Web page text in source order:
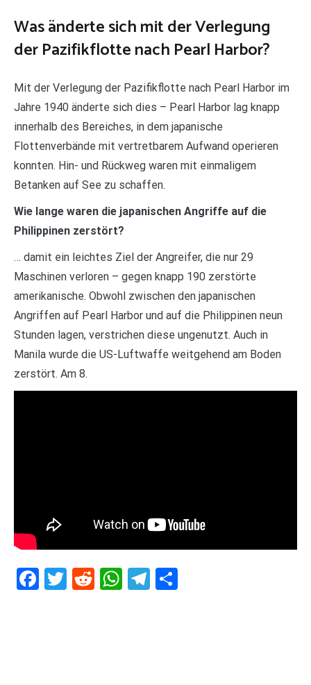
Was änderte sich mit der Verlegung
der Pazifikflotte nach Pearl Harbor?
Mit der Verlegung der Pazifikflotte nach Pearl Harbor im
Jahre 1940 änderte sich dies – Pearl Harbor lag knapp
innerhalb des Bereiches, in dem japanische
Flottenverbände mit vertretbarem Aufwand operieren
konnten. Hin- und Rückweg waren mit einmaligem
Betanken auf See zu schaffen.
Wie lange waren die japanischen Angriffe auf die
Philippinen zerstört?
… damit ein leichtes Ziel der Angreifer, die nur 29
Maschinen verloren – gegen knapp 190 zerstörte
amerikanische. Obwohl zwischen den japanischen
Angriffen auf Pearl Harbor und auf die Philippinen neun
Stunden lagen, verstrichen diese ungenutzt. Auch in
Manila wurde die US-Luftwaffe weitgehend am Boden
zerstört. Am 8.
Facebook
Twitter
RedditWhatsApp
Telegram